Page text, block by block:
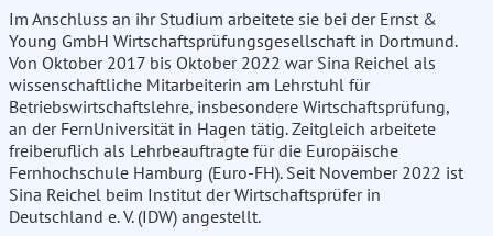
Im Anschluss an ihr Studium arbeitete sie bei der Ernst &
Young GmbH Wirtschaftsprüfungsgesellschaft in Dortmund.
Von Oktober 2017 bis Oktober 2022 war Sina Reichel als
wissenschaftliche Mitarbeiterin am Lehrstuhl für
Betriebswirtschaftslehre, insbesondere Wirtschaftsprüfung,
an der FernUniversität in Hagen tätig. Zeitgleich arbeitete
freiberuflich als Lehrbeauftragte für die Europäische
Fernhochschule Hamburg (Euro-FH). Seit November 2022 ist
Sina Reichel beim Institut der Wirtschaftsprüfer in
Deutschland e. V. (IDW) angestellt.